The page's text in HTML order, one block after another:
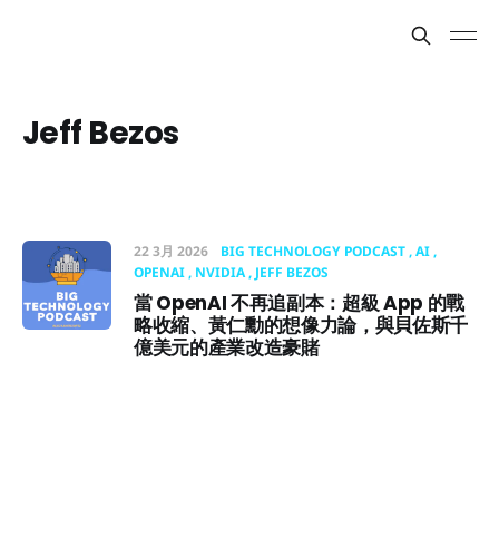
Jeff Bezos
22 3月 2026 BIG TECHNOLOGY PODCAST AI
OPENAI NVIDIA JEFF BEZOS
當 OpenAI 不再追副本：超級 App 的戰
略收縮、黃仁勳的想像力論，與貝佐斯千
億美元的產業改造豪賭